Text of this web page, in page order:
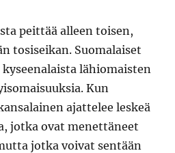
peittää alleen toisen,
tosiseikan. Suomalaiset
lähiomaisten
Kun
ajattelee leskeä
jotka ovat menettäneet
jotka voivat sentään